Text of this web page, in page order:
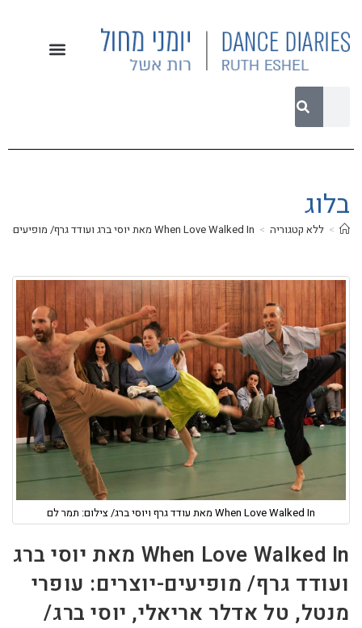
בלוג
> ללא קטגוריה > When Love Walked In מאת יוסי ברג ועודד גרף/ מופיעים-יוצרים: עופרי מנטל, טל אדלר אריאלי, יוסי ברג/ מוזיקה מקורית: נדב ברנע/תלבושות: אילנית שמיע/ תאורה: עומר שיזף/ תיאטרון תמונע 12 אפריל 2019/ ביקורת מחול מאת רות אשל
When Love Walked In מאת עודד גרף ויוסי ברג/ צילום: תמר לם
When Love Walked In מאת יוסי ברג
ועודד גרף/ מופיעים-יוצרים: עופרי
מנטל, טל אדלר אריאלי, יוסי ברג/